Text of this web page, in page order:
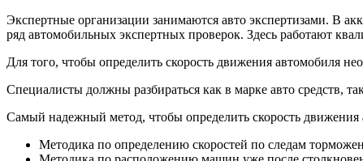
Экспертные организации занимаются авто экспертизами. В
ряд автомобильных экспертных проверок. Здесь работают
Для того, чтобы определить скорость движения автомобиля
Специалисты должны разбираться как в марке авто средств,
Самый надежный метод, чтобы определить скорость
Методика по определению скоростей по следам